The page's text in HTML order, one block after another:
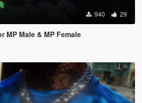
940 29
MP Male & MP Female